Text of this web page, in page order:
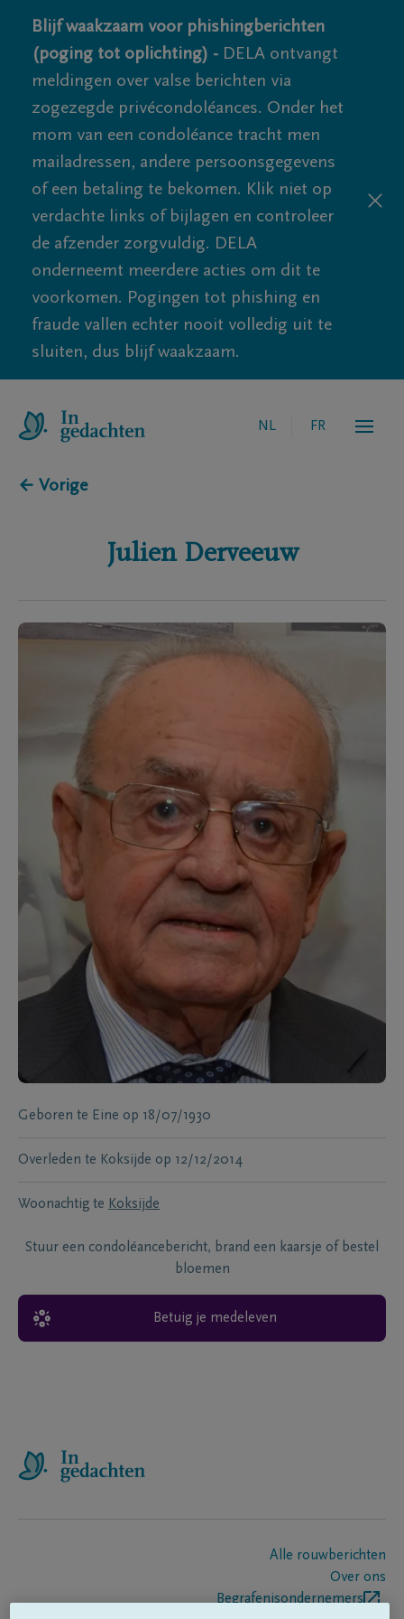
Blijf waakzaam voor phishingberichten
(poging tot oplichting) - DELA ontvangt
meldingen over valse berichten via
zogezegde privécondoléances. Onder het
mom van een condoléance tracht men
mailadressen, andere persoonsgegevens
of een betaling te bekomen. Klik niet op
verdachte links of bijlagen en controleer
de afzender zorgvuldig. DELA
onderneemt meerdere acties om dit te
voorkomen. Pogingen tot phishing en
fraude vallen echter nooit volledig uit te
sluiten, dus blijf waakzaam.
NL FR
← Vorige
Julien Derveeuw
Geboren te Eine op 18/07/1930
Overleden te Koksijde op 12/12/2014
Woonachtig te Koksijde
Stuur een condoléancebericht, brand een kaarsje of bestel
bloemen
Betuig je medeleven
Alle rouwberichten
Over ons
Begrafenisondernemers